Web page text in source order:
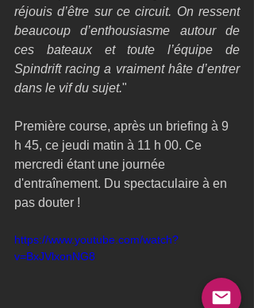
réjouis d’être sur ce circuit. On ressent
beaucoup d’enthousiasme autour de
ces bateaux et toute l’équipe de
Spindrift racing a vraiment hâte d’entrer
dans le vif du sujet."
Première course, après un briefing à 9
h 45, ce jeudi matin à 11 h 00. Ce
mercredi étant une journée
d'entraînement. Du spectaculaire à en
pas douter !
https://www.youtube.com/watch?
v=BxJVlxonNG8